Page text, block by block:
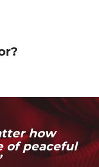
how
of peaceful